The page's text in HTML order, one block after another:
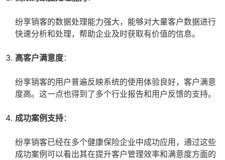
纷享销客的数据处理能力强大，能够对大量客户数据进行
快速分析和处理，帮助企业及时获取有价值的信息。
高客户满意度：
纷享销客的用户普遍反映系统的使用体验良好，客户满意
度高。这一点也得到了多个行业报告和用户反馈的支持。
成功案例支持：
纷享销客已经在多个健康保险企业中成功应用，通过这些
成功案例可以看出其在提升客户管理效率和满意度方面的